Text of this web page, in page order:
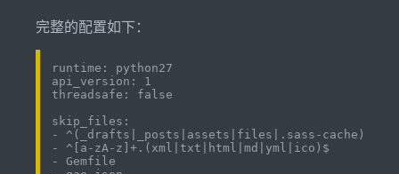
完整的配置如下：
runtime: python27
api_version: 1
threadsafe: false
skip_files:
- ^(_drafts|_posts|assets|files|.sass-cache)/
- ^[a-zA-z]+.(xml|txt|html|md|yml|ico)$
- Gemfile